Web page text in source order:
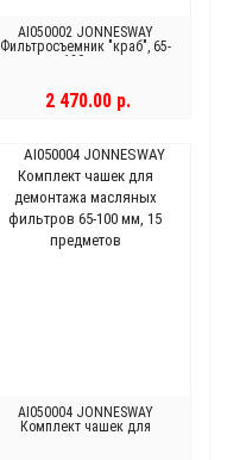
AI050002 JONNESWAY
Фильтросъемник "краб", 65-
120 мм
2 470.00 р.
AI050004 JONNESWAY
Комплект чашек для